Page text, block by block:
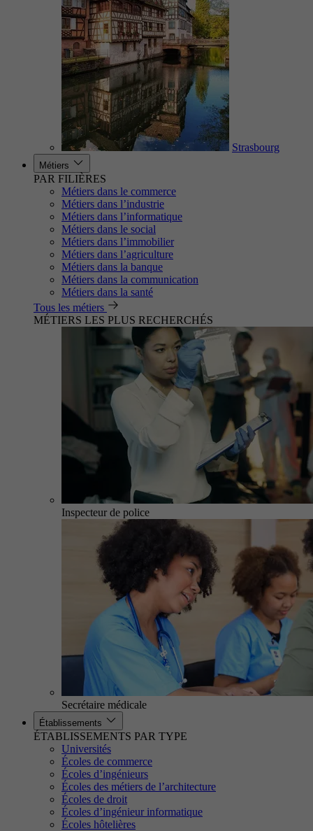
Strasbourg
Métiers
PAR FILIÈRES
Métiers dans le commerce
Métiers dans l’industrie
Métiers dans l’informatique
Métiers dans le social
Métiers dans l’immobilier
Métiers dans l’agriculture
Métiers dans la banque
Métiers dans la communication
Métiers dans la santé
Tous les métiers
MÉTIERS LES PLUS RECHERCHÉS
Inspecteur de police
Secrétaire médicale
Établissements
ÉTABLISSEMENTS PAR TYPE
Universités
Écoles de commerce
Écoles d’ingénieurs
Écoles des métiers de l’architecture
Écoles de droit
Écoles d’ingénieur informatique
Écoles hôtelières